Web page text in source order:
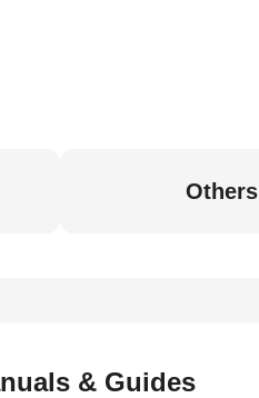
Others
& Guides